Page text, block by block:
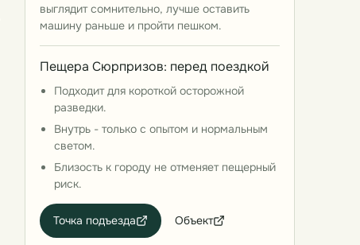
выглядит сомнительно, лучше оставить
машину раньше и пройти пешком.
Пещера Сюрпризов: перед поездкой
Подходит для короткой осторожной
разведки.
Внутрь - только с опытом и нормальным
светом.
Близость к городу не отменяет пещерный
риск.
Точка подъезда Объект